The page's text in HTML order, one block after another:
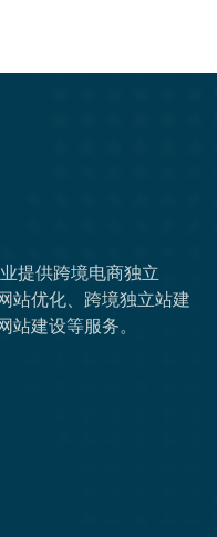
提供跨境电商独立
站优化、跨境独立站建
建设等服务。